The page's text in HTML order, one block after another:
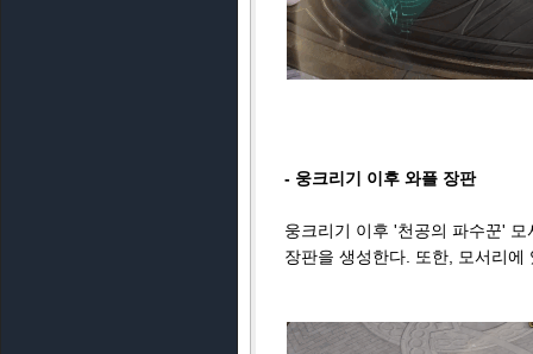
- 웅크리기 이후 와플 장판
웅크리기 이후 '천공의 파수꾼'
장판을 생성한다. 또한, 모서리